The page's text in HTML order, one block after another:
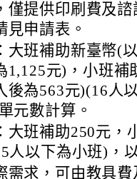
僅提供印刷費及
見申請表。
大班補助新臺幣(
1,125元)，小班補
後為563元)(16人
元數計算。
大班補助250元，
人以下為小班)，
需求，可由教具